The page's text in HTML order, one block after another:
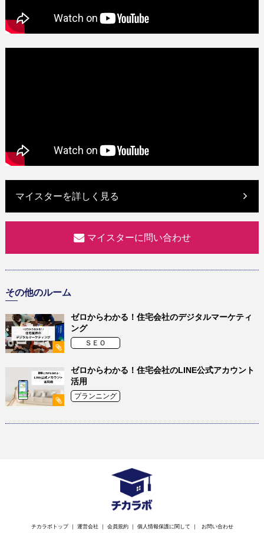
マイスターを詳しく見る
マイスターに問い合わせ
その他のルーム
ゼロからわかる！住宅会社のデジタルマーケティ
ング
ＳＥＯ
ゼロからわかる！住宅会社のLINE公式アカウント
活用
プランニング
チカラボトップ ｜ 運営会社 ｜ 会員規約 ｜ 個人情報保護に関して ｜ お問い合わせ